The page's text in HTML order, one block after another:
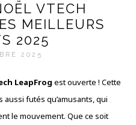
VTECH
MEILLEURS
2025
2025
LeapFrog est ouverte ! Cette
futés qu’amusants, qui
le mouvement. Que ce soit